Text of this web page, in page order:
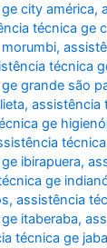
city américa,
técnica ge
,
técnica
grande são
,assistência
ge
ibirapuera,
ge
,assistência
itaberaba,
técnica ge